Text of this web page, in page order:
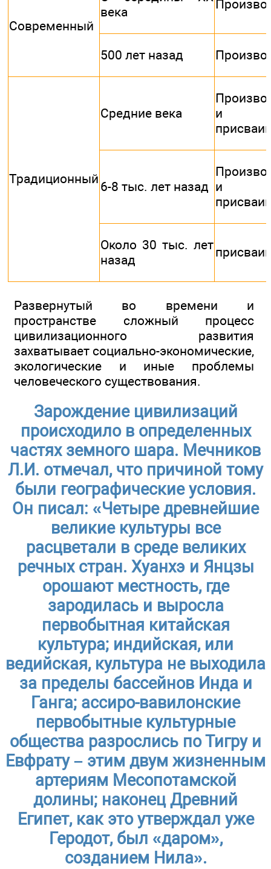
Современный
века
500 лет назад
Традиционный
Средние века
и
6-8 тыс. лет назад и
Около 30 тыс. лет
назад
Развернутый во времени и
пространстве сложный процесс
цивилизационного развития
захватывает социально-экономические,
экологические и иные проблемы
человеческого существования.
Зарождение цивилизаций
происходило в определенных
частях земного шара. Мечников
Л.И. отмечал, что причиной тому
были географические условия.
Он писал: «Четыре древнейшие
великие культуры все
расцветали в среде великих
речных стран. Хуанхэ и Янцзы
орошают местность, где
зародилась и выросла
первобытная китайская
культура; индийская, или
ведийская, культура не выходила
за пределы бассейнов Инда и
Ганга; ассиро-вавилонские
первобытные культурные
общества разрослись по Тигру и
Евфрату – этим двум жизненным
артериям Месопотамской
долины; наконец Древний
Египет, как это утверждал уже
Геродот, был «даром»,
созданием Нила».